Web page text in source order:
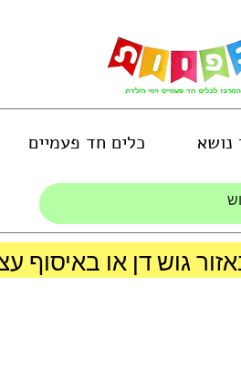
נושא כלים חד פעמיים